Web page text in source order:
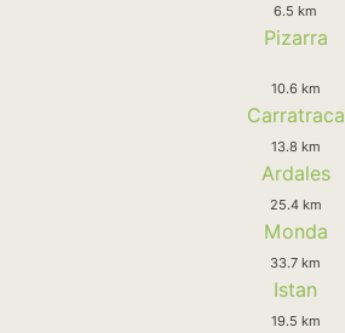
6.5 km
Pizarra
10.6 km
Carratraca
13.8 km
Ardales
25.4 km
Monda
33.7 km
Istan
19.5 km